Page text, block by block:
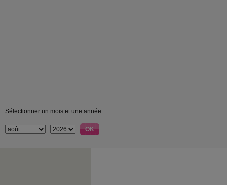
Sélectionner un mois et une année :